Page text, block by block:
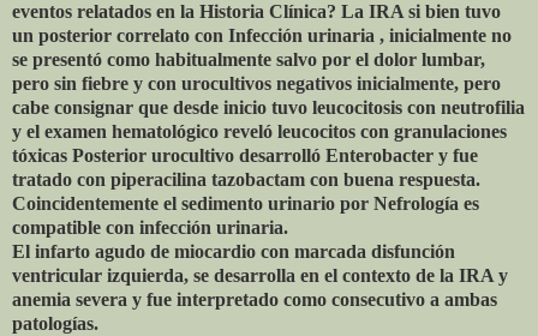
eventos relatados en la Historia Clínica? La IRA si bien tuvo
un posterior correlato con Infección urinaria , inicialmente no
se presentó como habitualmente salvo por el dolor lumbar,
pero sin fiebre y con urocultivos negativos inicialmente, pero
cabe consignar que desde inicio tuvo leucocitosis con neutrofilia
y el examen hematológico reveló leucocitos con granulaciones
tóxicas Posterior urocultivo desarrolló Enterobacter y fue
tratado con piperacilina tazobactam con buena respuesta.
Coincidentemente el sedimento urinario por Nefrología es
compatible con infección urinaria.
El infarto agudo de miocardio con marcada disfunción
ventricular izquierda, se desarrolla en el contexto de la IRA y
anemia severa y fue interpretado como consecutivo a ambas
patologías.